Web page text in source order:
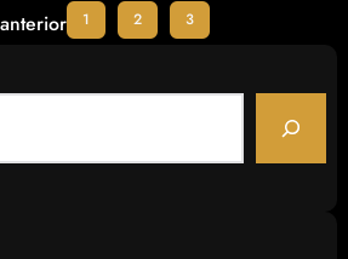
1 2 3